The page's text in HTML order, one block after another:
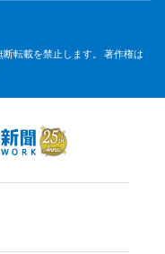
転載を禁止します。 著作権は